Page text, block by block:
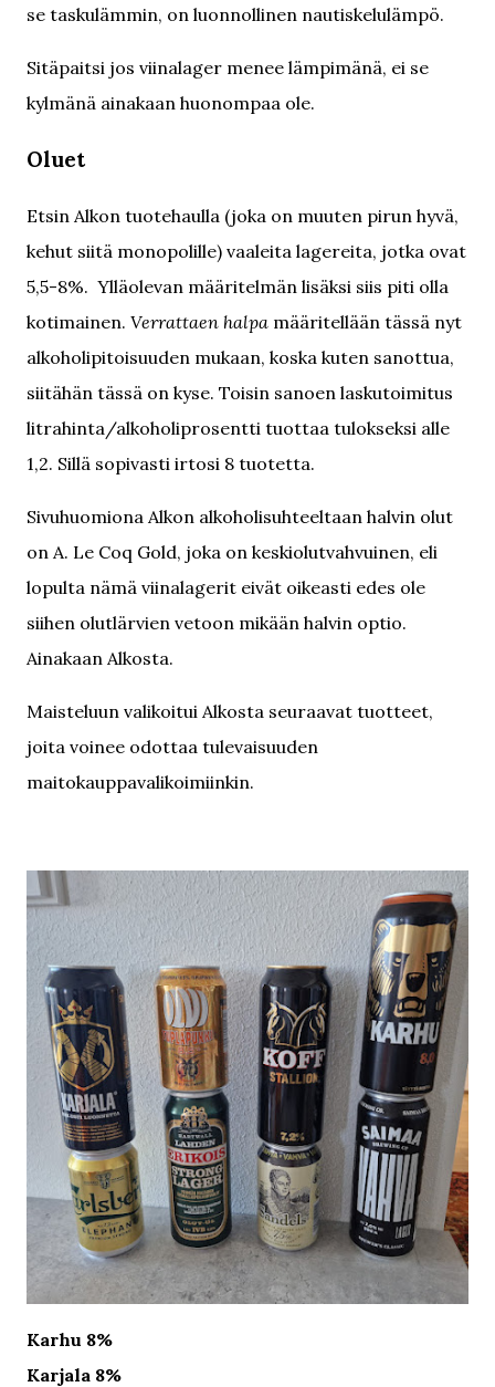
se taskulämmin, on luonnollinen nautiskelulämpö.
Sitäpaitsi jos viinalager menee lämpimänä, ei se
kylmänä ainakaan huonompaa ole.
Oluet
Etsin Alkon tuotehaulla (joka on muuten pirun hyvä,
kehut siitä monopolille) vaaleita lagereita, jotka ovat
5,5-8%. Ylläolevan määritelmän lisäksi siis piti olla
kotimainen. Verrattaen halpa määritellään tässä nyt
alkoholipitoisuuden mukaan, koska kuten sanottua,
siitähän tässä on kyse. Toisin sanoen laskutoimitus
litrahinta/alkoholiprosentti tuottaa tulokseksi alle
1,2. Sillä sopivasti irtosi 8 tuotetta.
Sivuhuomiona Alkon alkoholisuhteeltaan halvin olut
on A. Le Coq Gold, joka on keskiolutvahvuinen, eli
lopulta nämä viinalagerit eivät oikeasti edes ole
siihen olutlärvien vetoon mikään halvin optio.
Ainakaan Alkosta.
Maisteluun valikoitui Alkosta seuraavat tuotteet,
joita voinee odottaa tulevaisuuden
maitokauppavalikoimiinkin.
Karhu 8%
Karjala 8%